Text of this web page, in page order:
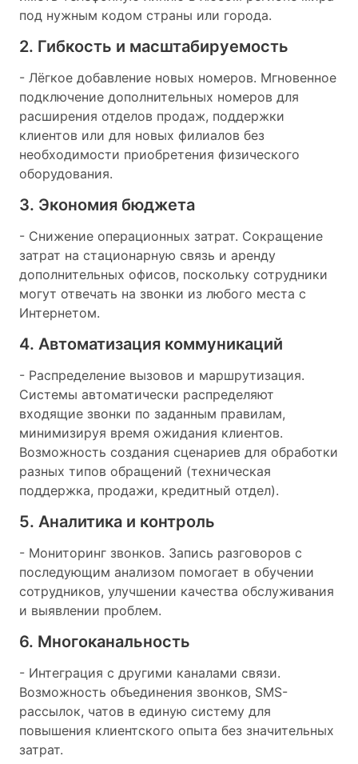
под нужным кодом страны или города.
2. Гибкость и масштабируемость
- Лёгкое добавление новых номеров. Мгновенное
подключение дополнительных номеров для
расширения отделов продаж, поддержки
клиентов или для новых филиалов без
необходимости приобретения физического
оборудования.
3. Экономия бюджета
- Снижение операционных затрат. Сокращение
затрат на стационарную связь и аренду
дополнительных офисов, поскольку сотрудники
могут отвечать на звонки из любого места с
Интернетом.
4. Автоматизация коммуникаций
- Распределение вызовов и маршрутизация.
Системы автоматически распределяют
входящие звонки по заданным правилам,
минимизируя время ожидания клиентов.
Возможность создания сценариев для обработки
разных типов обращений (техническая
поддержка, продажи, кредитный отдел).
5. Аналитика и контроль
- Мониторинг звонков. Запись разговоров с
последующим анализом помогает в обучении
сотрудников, улучшении качества обслуживания
и выявлении проблем.
6. Многоканальность
- Интеграция с другими каналами связи.
Возможность объединения звонков, SMS-
рассылок, чатов в единую систему для
повышения клиентского опыта без значительных
затрат.